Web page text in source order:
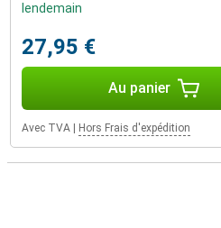
lendemain
27,95 €
Au panier
Avec TVA Hors Frais d'expédition